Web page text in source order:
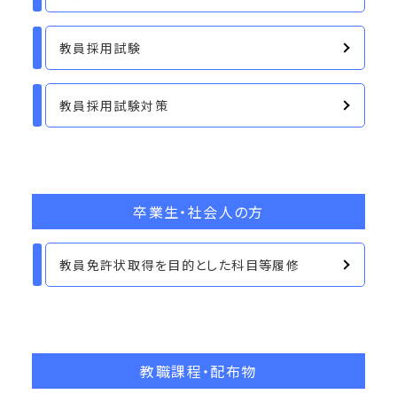
教員採用試験
教員採用試験対策
卒業生・社会人の方
教員免許状取得を目的とした科目等履修
教職課程・配布物